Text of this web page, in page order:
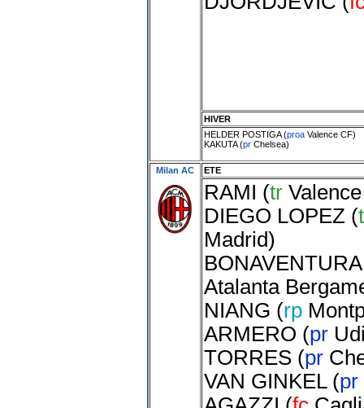
HIVER
HELDER POSTIGA(proa Valence CF)
KAKUTA(pr Chelsea)
Milan AC ETE
RAMI (tr
DIEGO LOPEZ (
Madrid)
BONAVENTURA
Atalanta
NIANG (rp
ARMERO (pr
TORRES(pr
VAN GINKEL(pr